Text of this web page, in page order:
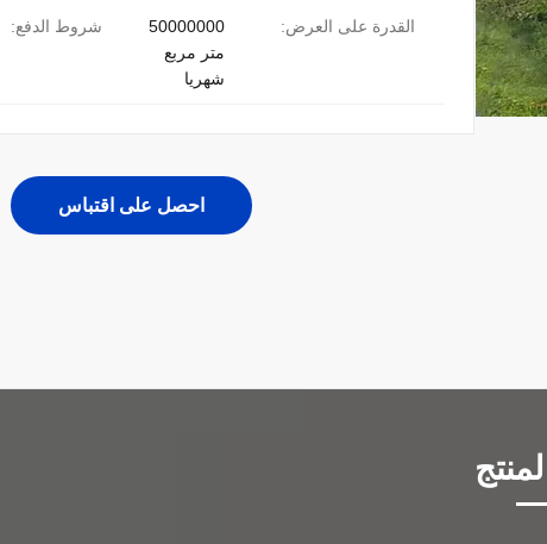
شروط الدفع: القدرة على العرض:
50000000
متر مربع
شهريا
احصل على اقتباس